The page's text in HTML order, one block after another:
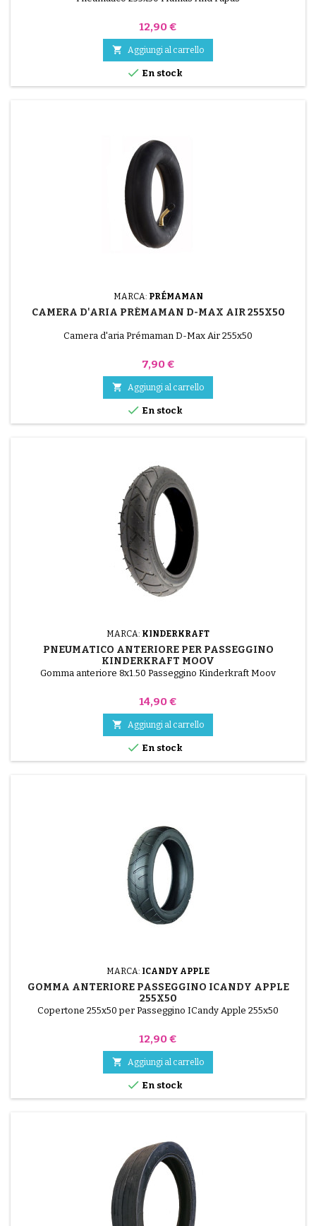
Prezzo
12,90 €
 Aggiungi al carrello
 En stock
MARCA: PRÉMAMAN
CAMERA D'ARIA PRÉMAMAN D-MAX AIR 255X50
Camera d'aria Prémaman D-Max Air 255x50
Prezzo
7,90 €
 Aggiungi al carrello
 En stock
MARCA: KINDERKRAFT
PNEUMATICO ANTERIORE PER PASSEGGINO
KINDERKRAFT MOOV
Gomma anteriore 8x1.50 Passeggino Kinderkraft Moov
Prezzo
14,90 €
 Aggiungi al carrello
 En stock
MARCA: ICANDY APPLE
GOMMA ANTERIORE PASSEGGINO ICANDY APPLE
255X50
Copertone 255x50 per Passeggino ICandy Apple 255x50
Prezzo
12,90 €
 Aggiungi al carrello
 En stock